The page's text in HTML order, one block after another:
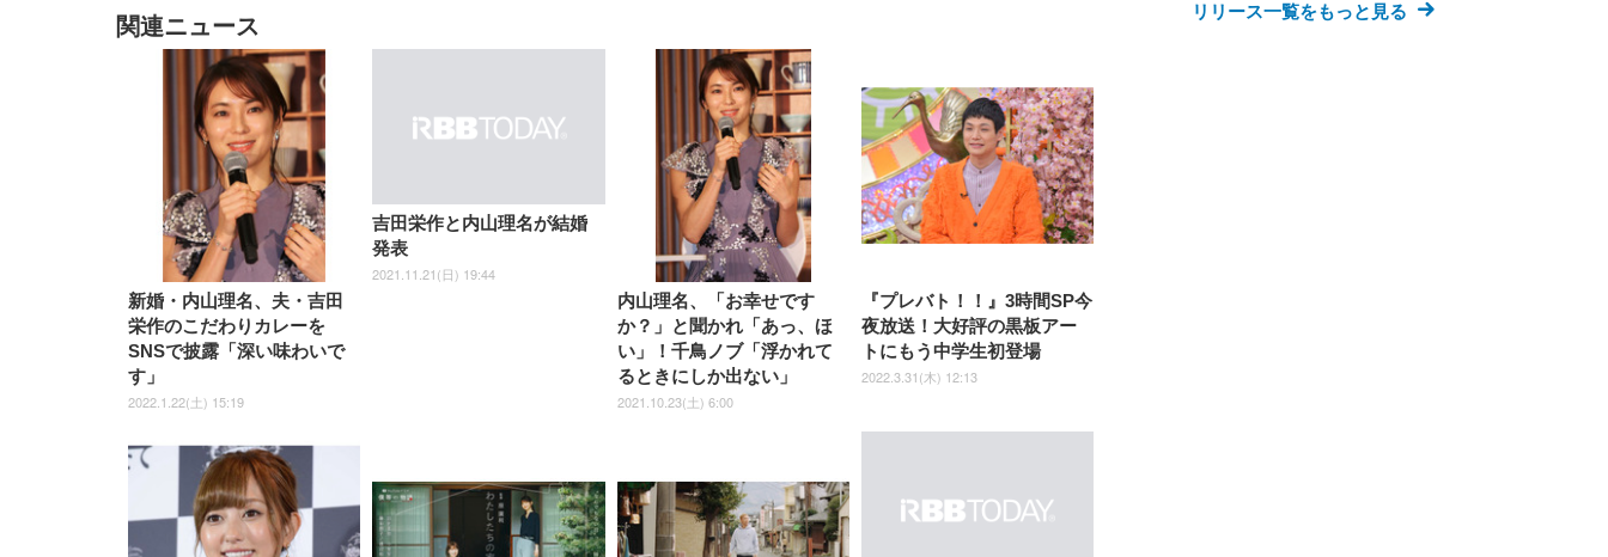
[EdoErgo] オフィスチェア 椅
子 テレワーク 疲れない 跳ね
上げ式アームレスト コンパク
ト 約105度ロッキング pc 事務
椅子 360度回転 座面昇降 強化
ナイロン樹脂ベース 通気性メ
ッシュ 在宅ワーク H-
WY01(黒網+黒枠+黒足)
Sezlife オフィスチェア デスク
度ロッキング機能 人間工学 椅
子 腰サポート 90度跳ね上げ
式アームレスト 3Dヘッドレス
ト ハンガー付き 高反発クッシ
ョン PCチェア 通気性メッシ
ュ ゲーミング/勉強/事務用 お
しゃれ パソコンチェア (ブラ
￥7,680
Sezlife オフィスチェア デスク
チェア 疲れない テレワーク
チェア 強化バックレスト 30度
ロッキング機能 人間工学 椅子
腰サポート 90度跳ね上げ式ア
ームレスト 3Dヘッドレスト
ハンガー付き 高反発クッショ
ン PCチェア 通気性メッシュ
ゲーミング/勉強/事務用 おし
ゃれ パソコンチェア (ホワイ
ト)
￥7,680
ッシュ 通気性 ランバーサ
ポート付き 腰サポート ガ
ス圧無段階昇降 360度回
転 キャスター付き コンパ
クト 幅52×奥行58.5×高さ
84～96cm テレワーク 在
宅勤務 ブラック
￥4,139
EIZO ビジネス向けプレミア
ムモニター | FlexScan
EV3240X-WT | 31.5型4K
UHD・USB Type-C・ホワイ
￥105,595
EIZO ビジネス向けプレミア
ムモニター | FlexScan
EV2740X-WT | 27.0型4K
UHD・USB Type-C・ホワイ
￥109,572 ￥49,979
【整備済み品】Dell
E2724HS 27インチ 液晶モ
ニター フル
HD（1920×1080）VA 非光
沢 HDMI/DisplayPort/VGA
スピーカー内蔵 高さ調整 ス
イベル VESA対応
ComfortView ビジネス向け
￥15,800
Gaming Monitor 24” Essential ゲ
ーミングモニター QD 24.5インチ
1ms FHD 量子ドット 残像低減 (3
年保証 | 輝点保証 | 日本メーカー)
￥34,980
Amazonベーシック ペットシ
ーツ 薄型 レギュラー 1回使い
捨て 無香料 ホワイト 300枚
ネオ・ルーライフ ネオ・オム
ツ L 中型犬用 26枚入り 単品
￥1,800
Smart Basic(スマートベーシ
ック) 【Amazon.co.jp限定】
Smart Basic アイリスオーヤマ
ペットシーツ 超厚型 お徳用
ワイド 100枚入 (x 1) (ケース
販売)
￥3,670
ュラー 200枚入
【Amazon.co.jp限定】
￥3,731
関連ニュース
新婚・内山理名、夫・吉田
栄作のこだわりカレーを
SNSで披露「深い味わいで
す」
2022.1.22(土) 15:19
吉田栄作と内山理名が結婚
発表
2021.11.21(日) 19:44
内山理名、「お幸せです
か？」と聞かれ「あっ、ほ
い」！千鳥ノブ「浮かれて
るときにしか出ない」
2021.10.23(土) 6:00
『プレバト！！』3時間SP今
夜放送！大好評の黒板アー
トにもう中学生初登場
2022.3.31(木) 12:13
リリース一覧をもっと見る